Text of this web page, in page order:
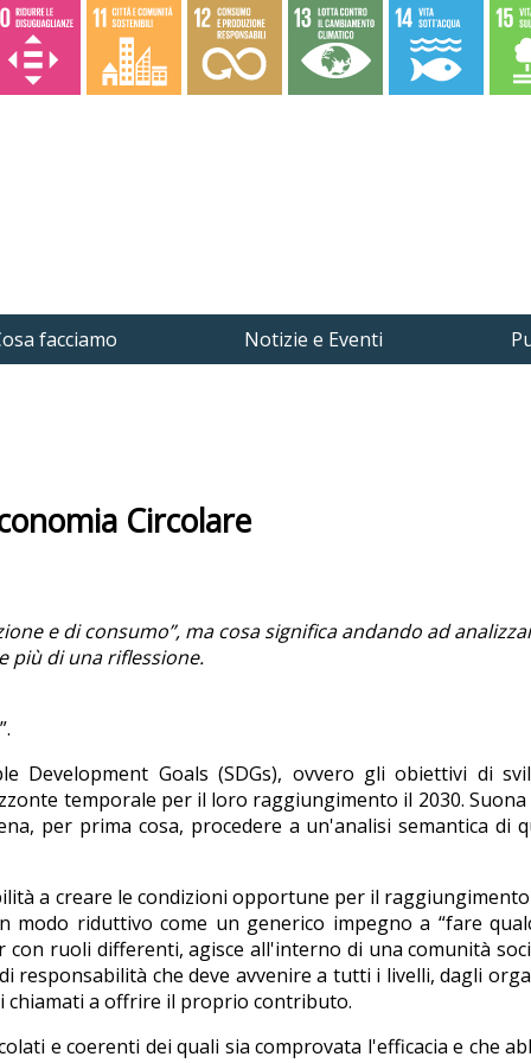
facciamo Notizie e Eventi
Circolare
e di consumo”, ma cosa significa andando ad
più di una riflessione.
”.
Development Goals (SDGs), ovvero gli obiettivi di
temporale per il loro raggiungimento il 2030. Suona
per prima cosa, procedere a un'analisi semantica di
a creare le condizioni opportune per il
riduttivo come un generico impegno a “fare
ruoli differenti, agisce all'interno di una comunità
responsabilità che deve avvenire a tutti i livelli, dagli
chiamati a offrire il proprio contributo.
e coerenti dei quali sia comprovata l'efficacia e che